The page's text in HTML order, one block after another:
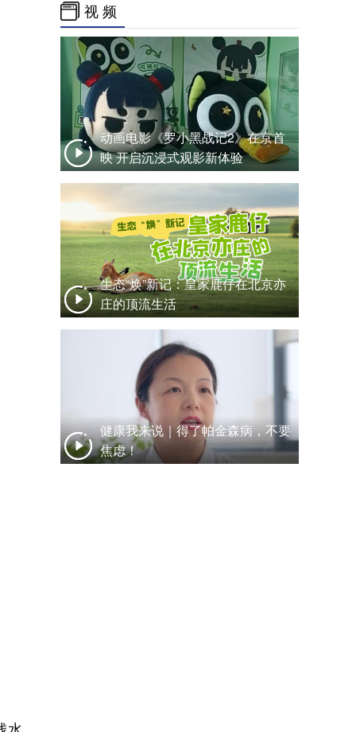
视 频
动画电影《罗小黑战记2》在京首
映 开启沉浸式观影新体验
生态“焕”新记：皇家鹿仔在北京亦
庄的顶流生活
健康我来说｜得了帕金森病，不要
焦虑！